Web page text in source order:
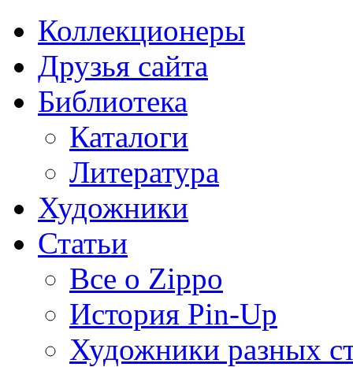
Коллекционеры
Друзья сайта
Библиотека
Каталоги
Литература
Художники
Статьи
Все о Zippo
История Pin-Up
Художники разных